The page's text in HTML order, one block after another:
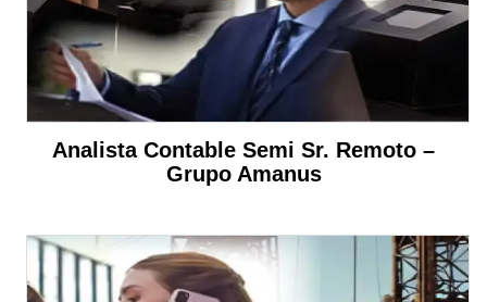
Analista Contable Semi Sr. Remoto –
Grupo Amanus